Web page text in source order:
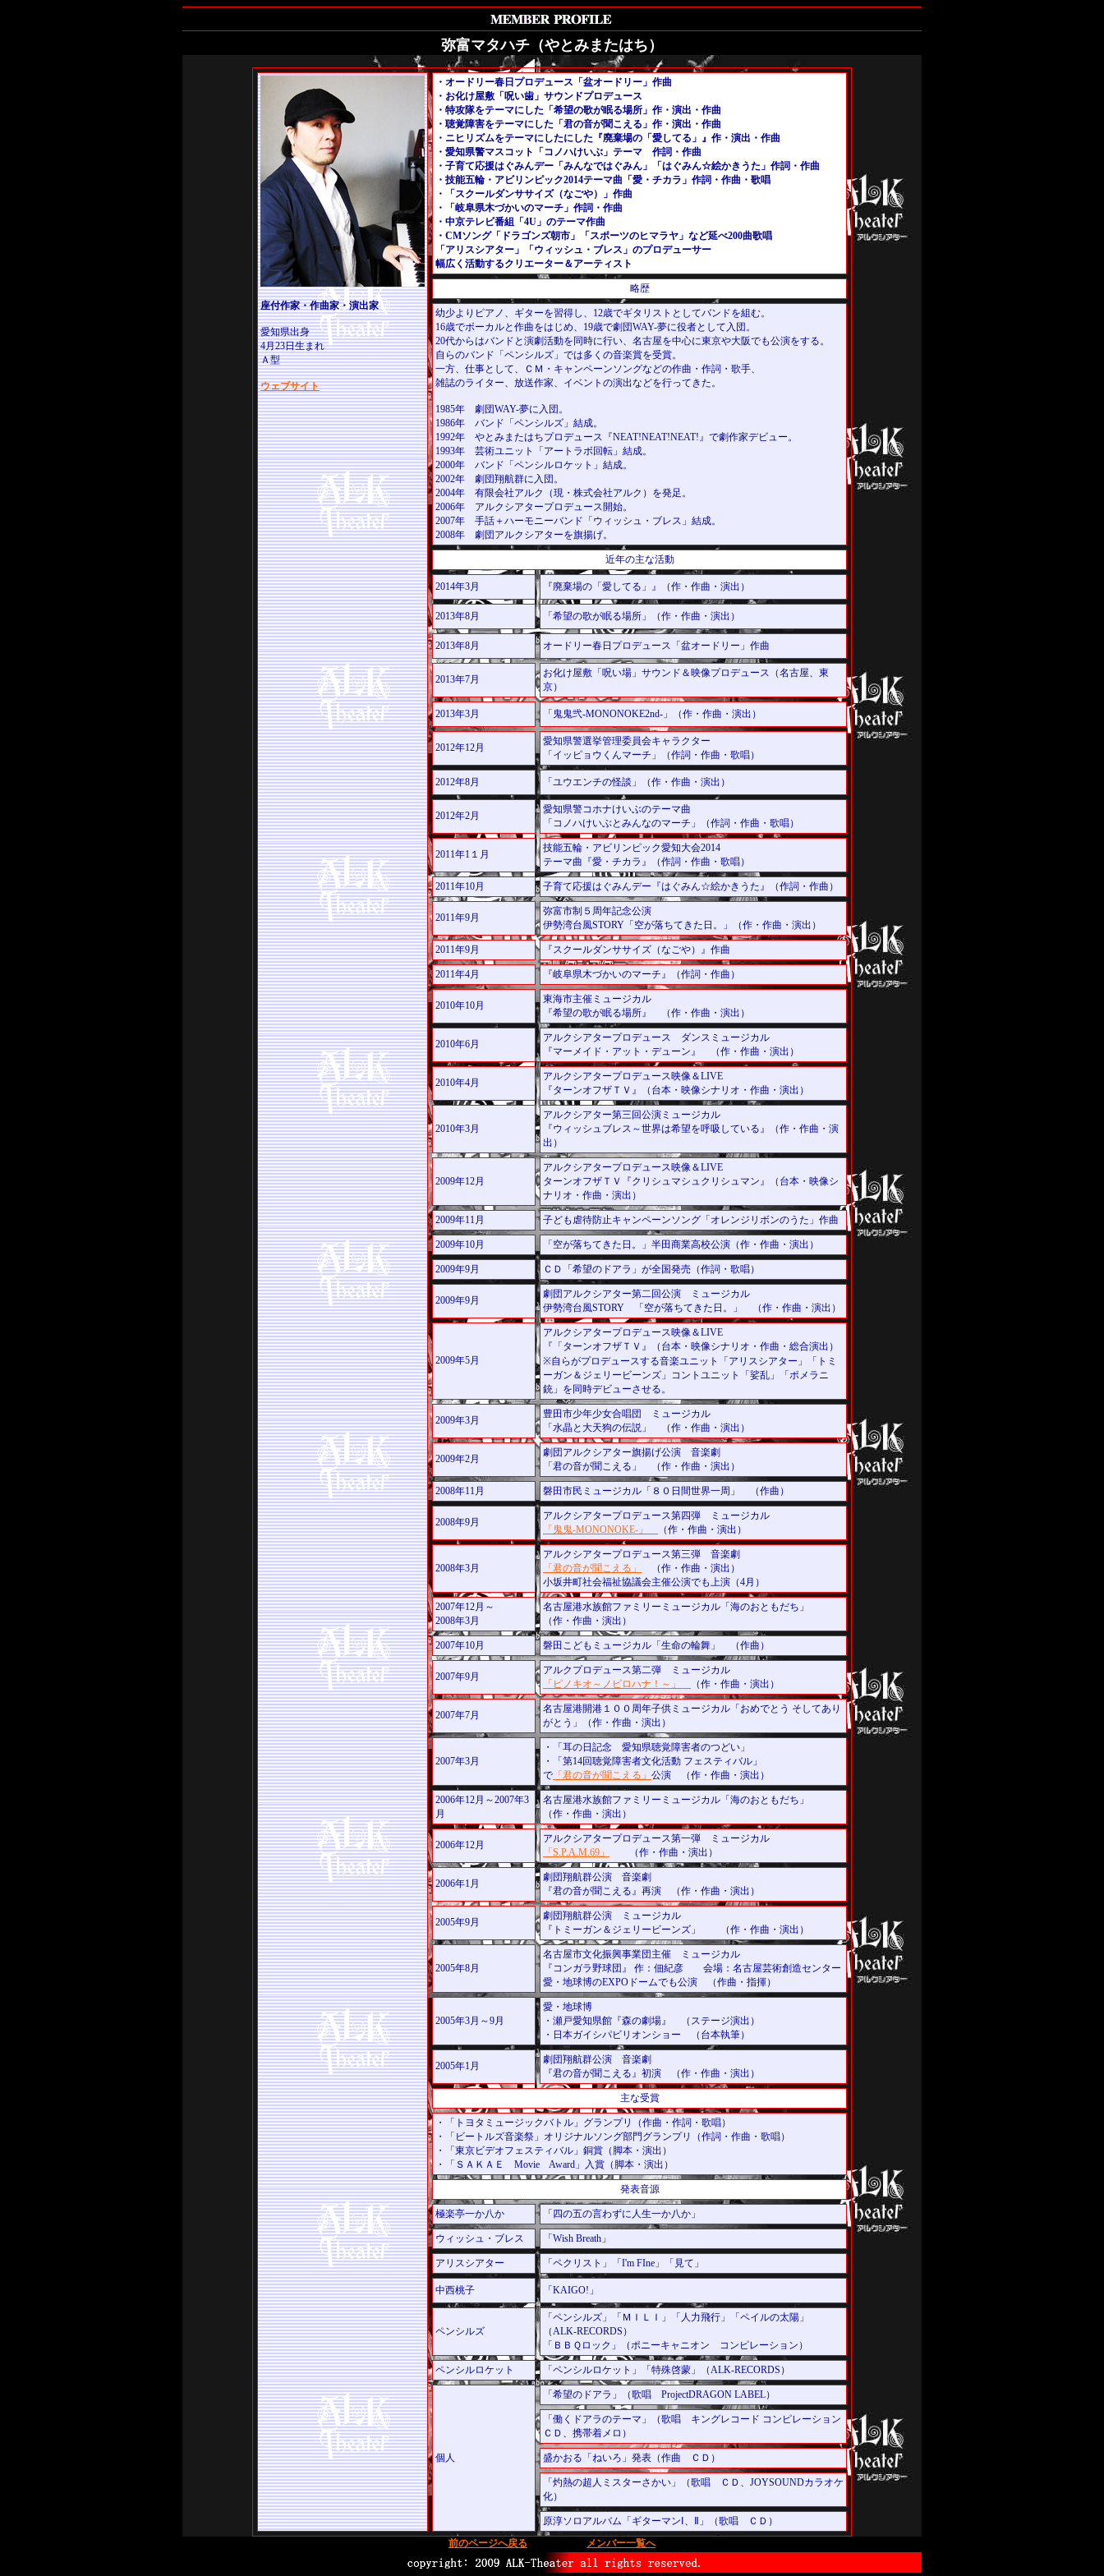
弥富マタハチ（やとみまたはち）
座付作家・作曲家・演出家
愛知県出身
4月23日生まれ
Ａ型
ウェブサイト
・オードリー春日プロデュース「盆オードリー」作曲
・お化け屋敷「呪い歯」サウンドプロデュース
・特攻隊をテーマにした「希望の歌が眠る場所」作・演出・作曲
・聴覚障害をテーマにした「君の音が聞こえる」作・演出・作曲
・ニヒリズムをテーマにしたにした『廃棄場の「愛してる」』作・演出・作曲
・愛知県警マスコット「コノハけいぶ」テーマ 作詞・作曲
・子育て応援はぐみんデー「みんなではぐみん」「はぐみん☆絵かきうた」作詞・作曲
・技能五輪・アビリンピック2014テーマ曲「愛・チカラ」作詞・作曲・歌唱
・「スクールダンササイズ（なごや）」作曲
・「岐阜県木づかいのマーチ」作詞・作曲
・中京テレビ番組「4U」のテーマ作曲
・CMソング「ドラゴンズ朝市」「スポーツのヒマラヤ」など延べ200曲歌唱
「アリスシアター」「ウィッシュ・ブレス」のプロデューサー
幅広く活動するクリエーター＆アーティスト
略歴
幼少よりピアノ、ギターを習得し、12歳でギタリストとしてバンドを組む。
16歳でボーカルと作曲をはじめ、19歳で劇団WAY-夢に役者として入団。
20代からはバンドと演劇活動を同時に行い、名古屋を中心に東京や大阪でも公演をする。
自らのバンド「ペンシルズ」では多くの音楽賞を受賞。
一方、仕事として、ＣＭ・キャンペーンソングなどの作曲・作詞・歌手、
雑誌のライター、放送作家、イベントの演出などを行ってきた。
1985年 劇団WAY-夢に入団。
1986年 バンド「ペンシルズ」結成。
1992年 やとみまたはちプロデュース『NEAT!NEAT!NEAT!』で劇作家デビュー。
1993年 芸術ユニット「アートラボ回転」結成。
2000年 バンド「ペンシルロケット」結成。
2002年 劇団翔航群に入団。
2004年 有限会社アルク（現・株式会社アルク）を発足。
2006年 アルクシアタープロデュース開始。
2007年 手話＋ハーモニーバンド「ウィッシュ・ブレス」結成。
2008年 劇団アルクシアターを旗揚げ。
近年の主な活動
2014年3月 『廃棄場の「愛してる」』 （作・作曲・演出）
2013年8月 「希望の歌が眠る場所」 （作・作曲・演出）
2013年8月 オードリー春日プロデュース「盆オードリー」作曲
2013年7月
お化け屋敷「呪い場」サウンド＆映像プロデュース（名古屋、東
京）
2013年3月 「鬼鬼弐-MONONOKE2nd-」 （作・作曲・演出）
2012年12月
愛知県警選挙管理委員会キャラクター
「イッピョウくんマーチ」（作詞・作曲・歌唱）
2012年8月 「ユウエンチの怪談」 （作・作曲・演出）
2012年2月
愛知県警コホナけいぶのテーマ曲
「コノハけいぶとみんなのマーチ」（作詞・作曲・歌唱）
2011年1１月
技能五輪・アビリンピック愛知大会2014
テーマ曲『愛・チカラ』（作詞・作曲・歌唱）
2011年10月 子育て応援はぐみんデー『はぐみん☆絵かきうた』（作詞・作曲）
2011年9月
弥富市制５周年記念公演
伊勢湾台風STORY「空が落ちてきた日。」
（作・作曲・演出）
2011年9月 『スクールダンササイズ（なごや）』作曲
2011年4月 『岐阜県木づかいのマーチ』（作詞・作曲）
2010年10月
東海市主催ミュージカル
『希望の歌が眠る場所』 （作・作曲・演出）
2010年6月
アルクシアタープロデュース ダンスミュージカル
『マーメイド・アット・デューン』 （作・作曲・演出）
2010年4月
アルクシアタープロデュース映像＆LIVE
『ターンオフザＴＶ』（台本・映像シナリオ・作曲・演出）
2010年3月
アルクシアター第三回公演ミュージカル
『ウィッシュブレス～世界は希望を呼吸している』（作・作曲・演
出）
2009年12月
アルクシアタープロデュース映像＆LIVE
ターンオフザＴＶ『クリシュマシュクリシュマン』（台本・映像シ
ナリオ・作曲・演出）
2009年11月 子ども虐待防止キャンペーンソング「オレンジリボンのうた」作曲
2009年10月 「空が落ちてきた日。」半田商業高校公演（作・作曲・演出）
2009年9月 ＣＤ「希望のドアラ」が全国発売（作詞・歌唱）
2009年9月
劇団アルクシアター第二回公演 ミュージカル
伊勢湾台風STORY 「空が落ちてきた日。」 （作・作曲・演出）
2009年5月
アルクシアタープロデュース映像＆LIVE
『「ターンオフザＴＶ』（台本・映像シナリオ・作曲・総合演出）
※自らがプロデュースする音楽ユニット「アリスシアター」「トミ
ーガン＆ジェリービーンズ」コントユニット「娑乱」「ポメラニ
銃」を同時デビューさせる。
2009年3月
豊田市少年少女合唱団 ミュージカル
「水晶と大天狗の伝説」 （作・作曲・演出）
2009年2月
劇団アルクシアター旗揚げ公演 音楽劇
「君の音が聞こえる」 （作・作曲・演出）
2008年11月 磐田市民ミュージカル「８０日間世界一周」 （作曲）
2008年9月
アルクシアタープロデュース第四弾 ミュージカル
「鬼鬼-MONONOKE-」
（作・作曲・演出）
2008年3月
アルクシアタープロデュース第三弾 音楽劇
「君の音が聞こえる」
（作・作曲・演出）
小坂井町社会福祉協議会主催公演でも上演（4月）
2007年12月～
2008年3月
名古屋港水族館ファミリーミュージカル「海のおともだち」
（作・作曲・演出）
2007年10月 磐田こどもミュージカル「生命の輪舞」 （作曲）
2007年9月
アルクプロデュース第二弾 ミュージカル
「ピノキオ～ノビロハナ！～」
（作・作曲・演出）
2007年7月
名古屋港開港１００周年子供ミュージカル「おめでとう そしてあり
がとう」（作・作曲・演出）
2007年3月
・「耳の日記念 愛知県聴覚障害者のつどい」
・「第14回聴覚障害者文化活動 フェスティバル」
で 「君の音が聞こえる」 公演 （作・作曲・演出）
2006年12月～2007年3
月
名古屋港水族館ファミリーミュージカル「海のおともだち」
（作・作曲・演出）
2006年12月
アルクシアタープロデュース第一弾 ミュージカル
「S.P.A.M.69」
（作・作曲・演出）
2006年1月
劇団翔航群公演 音楽劇
『君の音が聞こえる』再演 （作・作曲・演出）
2005年9月
劇団翔航群公演 ミュージカル
『トミーガン＆ジェリービーンズ」 （作・作曲・演出）
2005年8月
名古屋市文化振興事業団主催 ミュージカル
『コンガラ野球団』 作：佃紀彦 会場：名古屋芸術創造センター
愛・地球博のEXPOドームでも公演 （作曲・指揮）
2005年3月～9月
愛・地球博
・瀬戸愛知県館『森の劇場』 （ステージ演出）
・日本ガイシパビリオンショー （台本執筆）
2005年1月
劇団翔航群公演 音楽劇
『君の音が聞こえる』初演 （作・作曲・演出）
主な受賞
・「トヨタミュージックバトル」グランプリ（作曲・作詞・歌唱）
・「ビートルズ音楽祭」オリジナルソング部門グランプリ（作詞・作曲・歌唱）
・「東京ビデオフェスティバル」銅賞（脚本・演出）
・「ＳＡＫＡＥ Movie Award」入賞（脚本・演出）
発表音源
極楽亭一か八か 「四の五の言わずに人生一か八か」
ウィッシュ・ブレス 「Wish Breath」
アリスシアター 「ペクリスト」「I'm FIne」「見て」
中西桃子 「KAIGO!」
ペンシルズ
「ペンシルズ」「ＭＩＬＩ」「人力飛行」「ペイルの太陽」
（ALK-RECORDS）
「ＢＢＱロック」（ポニーキャニオン コンピレーション）
ペンシルロケット 「ペンシルロケット」「特殊啓蒙」（ALK-RECORDS）
個人
「希望のドアラ」（歌唱 ProjectDRAGON LABEL）
「働くドアラのテーマ」（歌唱 キングレコード コンピレーション
ＣＤ、携帯着メロ）
盛かおる「ねいろ」発表（作曲 ＣＤ）
「灼熱の超人ミスターさかい」（歌唱 ＣＤ、JOYSOUNDカラオケ
化）
原淳ソロアルバム「ギターマンⅠ、Ⅱ」（歌唱 ＣＤ）
前のページへ戻る
メンバー一覧へ